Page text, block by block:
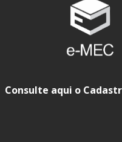
Consulte aqui o